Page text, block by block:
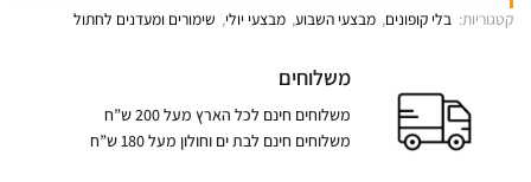
קטגוריות: בלי קופונים, מבצעי השבוע, מבצעי יולי, שימורים ומעדנים לחתול
משלוחים
משלוחים חינם לכל הארץ מעל 200 ש”ח
משלוחים חינם לבת ים וחולון מעל 180 ש”ח